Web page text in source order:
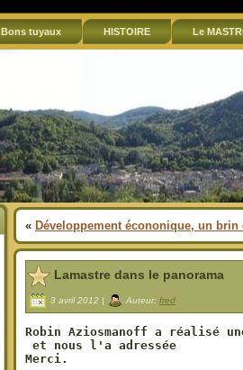
Bons tuyaux HISTOIRE Le
« Développement écononique, un brin
Lamastre dans le panorama
3 avril 2012 | Auteur: fred
Robin Aziosmanoff a réalisé
et nous l'a adressée
Merci.